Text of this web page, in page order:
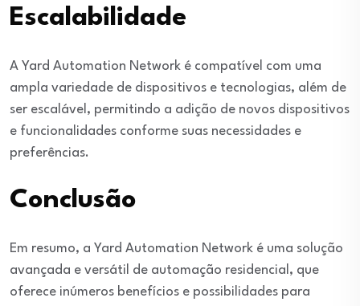
Escalabilidade
A Yard Automation Network é compatível com uma
ampla variedade de dispositivos e tecnologias, além de
ser escalável, permitindo a adição de novos dispositivos
e funcionalidades conforme suas necessidades e
preferências.
Conclusão
Em resumo, a Yard Automation Network é uma solução
avançada e versátil de automação residencial, que
oferece inúmeros benefícios e possibilidades para